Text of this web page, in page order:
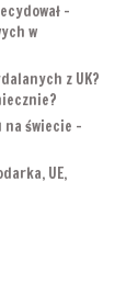
–
w
z UK?
świecie –
UE,